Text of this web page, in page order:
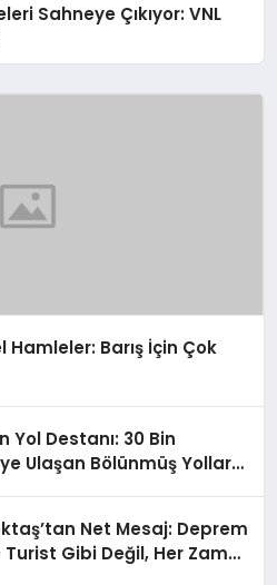
Sahneye Çıkıyor: VNL
Hamleler: Barış İçin Çok
Yol Destanı: 30 Bin
Ulaşan Bölünmüş Yollar
Net Mesaj: Deprem
Gibi Değil, Her Zaman